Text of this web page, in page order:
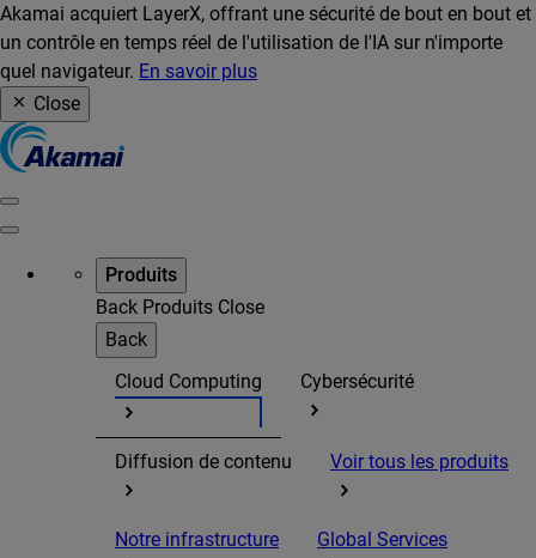
Akamai acquiert LayerX, offrant une sécurité de bout en bout et
un contrôle en temps réel de l'utilisation de l'IA sur n'importe
quel navigateur. En savoir plus
Close
Produits
Back Produits Close
Back
Cloud Computing
Cybersécurité
Diffusion de contenu Voir tous les produits
Notre infrastructure Global Services